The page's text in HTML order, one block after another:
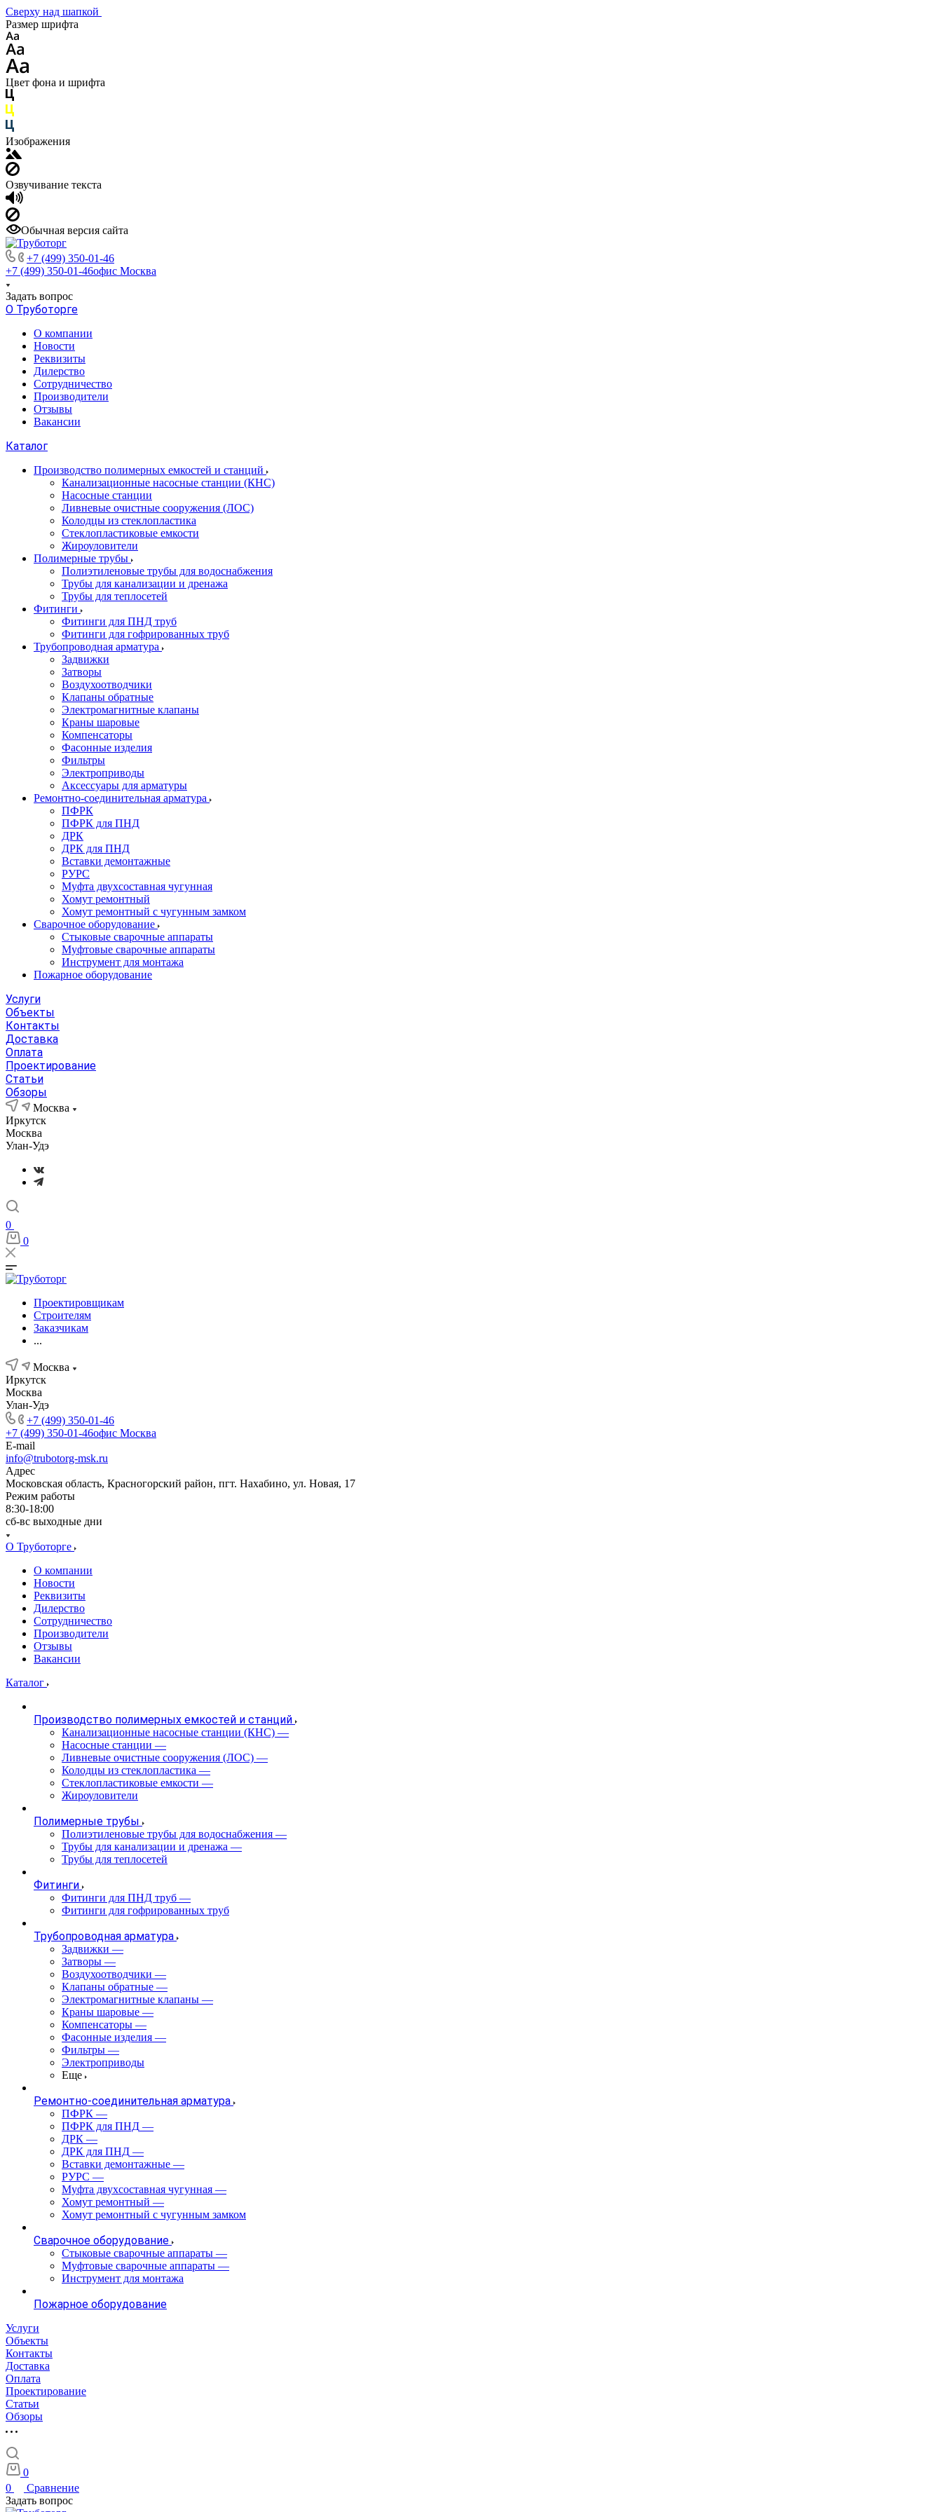
Сверху над шапкой
Размер шрифта
Цвет фона и шрифта
Изображения
Озвучивание текста
Обычная версия сайта
+7 (499) 350-01-46
+7 (499) 350-01-46офис Москва
Задать вопрос
О Труботорге
О компании
Новости
Реквизиты
Дилерство
Сотрудничество
Производители
Отзывы
Вакансии
Каталог
Производство полимерных емкостей и станций
Канализационные насосные станции (КНС)
Насосные станции
Ливневые очистные сооружения (ЛОС)
Колодцы из стеклопластика
Стеклопластиковые емкости
Жироуловители
Полимерные трубы
Полиэтиленовые трубы для водоснабжения
Трубы для канализации и дренажа
Трубы для теплосетей
Фитинги
Фитинги для ПНД труб
Фитинги для гофрированных труб
Трубопроводная арматура
Задвижки
Затворы
Воздухоотводчики
Клапаны обратные
Электромагнитные клапаны
Краны шаровые
Компенсаторы
Фасонные изделия
Фильтры
Электроприводы
Аксессуары для арматуры
Ремонтно-соединительная арматура
ПФРК
ПФРК для ПНД
ДРК
ДРК для ПНД
Вставки демонтажные
РУРС
Муфта двухсоставная чугунная
Хомут ремонтный
Хомут ремонтный с чугунным замком
Сварочное оборудование
Стыковые сварочные аппараты
Муфтовые сварочные аппараты
Инструмент для монтажа
Пожарное оборудование
Услуги
Объекты
Контакты
Доставка
Оплата
Проектирование
Статьи
Обзоры
Москва
Иркутск
Москва
Улан-Удэ
0
0
Проектировщикам
Строителям
Заказчикам
...
Москва
Иркутск
Москва
Улан-Удэ
+7 (499) 350-01-46
+7 (499) 350-01-46офис Москва
E-mail
info@trubotorg-msk.ru
Адрес
Московская область, Красногорский район, пгт. Нахабино, ул. Новая, 17
Режим работы
8:30-18:00
сб-вс выходные дни
О Труботорге
О компании
Новости
Реквизиты
Дилерство
Сотрудничество
Производители
Отзывы
Вакансии
Каталог
Производство полимерных емкостей и станций
Канализационные насосные станции (КНС) —
Насосные станции —
Ливневые очистные сооружения (ЛОС) —
Колодцы из стеклопластика —
Стеклопластиковые емкости —
Жироуловители
Полимерные трубы
Полиэтиленовые трубы для водоснабжения —
Трубы для канализации и дренажа —
Трубы для теплосетей
Фитинги
Фитинги для ПНД труб —
Фитинги для гофрированных труб
Трубопроводная арматура
Задвижки —
Затворы —
Воздухоотводчики —
Клапаны обратные —
Электромагнитные клапаны —
Краны шаровые —
Компенсаторы —
Фасонные изделия —
Фильтры —
Электроприводы
Еще
Ремонтно-соединительная арматура
ПФРК —
ПФРК для ПНД —
ДРК —
ДРК для ПНД —
Вставки демонтажные —
РУРС —
Муфта двухсоставная чугунная —
Хомут ремонтный —
Хомут ремонтный с чугунным замком
Сварочное оборудование
Стыковые сварочные аппараты —
Муфтовые сварочные аппараты —
Инструмент для монтажа
Пожарное оборудование
Услуги
Объекты
Контакты
Доставка
Оплата
Проектирование
Статьи
Обзоры
0
0
Сравнение
Задать вопрос